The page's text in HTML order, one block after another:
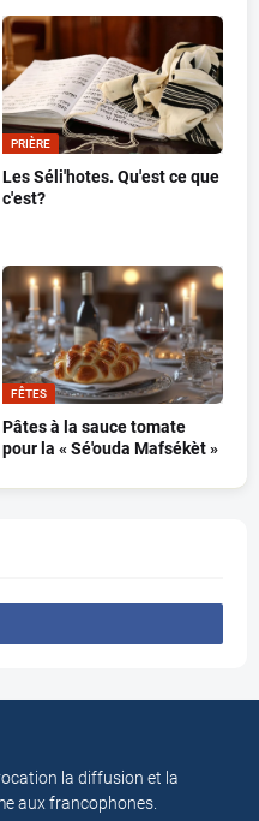
PRIÈRE
Les Séli'hotes. Qu'est ce que
c'est?
FÊTES
Pâtes à la sauce tomate
pour la « Sé'ouda Mafsékèt »
la diffusion et la
aux francophones.